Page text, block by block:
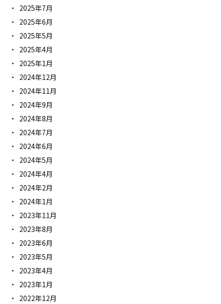
2025年7月
2025年6月
2025年5月
2025年4月
2025年1月
2024年12月
2024年11月
2024年9月
2024年8月
2024年7月
2024年6月
2024年5月
2024年4月
2024年2月
2024年1月
2023年11月
2023年8月
2023年6月
2023年5月
2023年4月
2023年1月
2022年12月